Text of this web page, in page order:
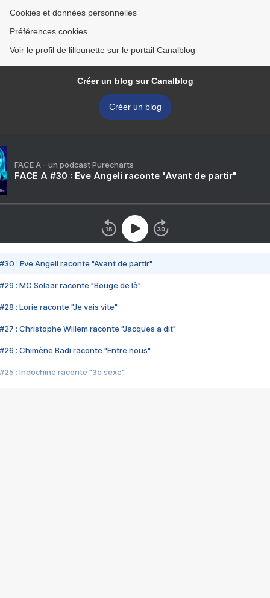
Cookies et données personnelles
Préférences cookies
Voir le profil de lillounette sur le portail Canalblog
Créer un blog sur Canalblog
Créer un blog
FACE A - un podcast Purecharts
FACE A #30 : Eve Angeli raconte "Avant de partir"
#30 : Eve Angeli raconte "Avant de partir"
#29 : MC Solaar raconte "Bouge de là"
#28 : Lorie raconte "Je vais vite"
#27 : Christophe Willem raconte "Jacques a dit"
#26 : Chimène Badi raconte "Entre nous"
#25 : Indochine raconte "3e sexe"